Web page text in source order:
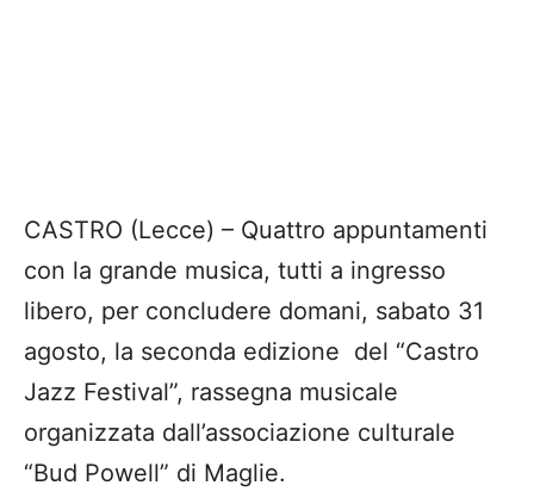
CASTRO (Lecce) – Quattro appuntamenti
con la grande musica, tutti a ingresso
libero, per concludere domani, sabato 31
agosto, la seconda edizione del “Castro
Jazz Festival”, rassegna musicale
organizzata dall’associazione culturale
“Bud Powell” di Maglie.